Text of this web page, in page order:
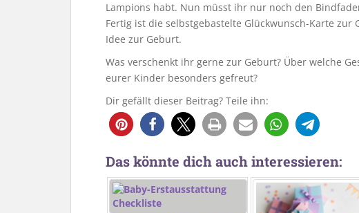
Lampions habt. Nun müsst ihr nur noch den
Fertig ist die selbstgebastelte Glückwunsch-Karte zur
Idee zur Geburt.
Was verschenkt ihr gerne zur Geburt? Über welche
eurer Kinder besonders gefreut?
Dir gefällt dieser Beitrag? Teile ihn:
297
Das könnte dich auch interessieren: